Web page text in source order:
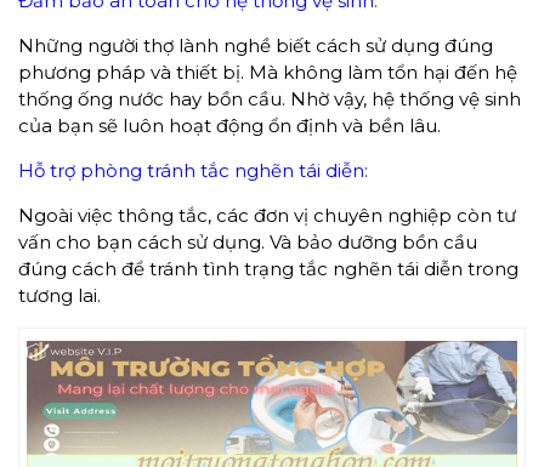
Những người thợ lành nghề biết cách sử dụng đúng
phương pháp và thiết bị. Mà không làm tổn hại đến hệ
thống ống nước hay bồn cầu. Nhờ vậy, hệ thống vệ sinh
của bạn sẽ luôn hoạt động ổn định và bền lâu.
Hỗ trợ phòng tránh tắc nghẽn tái diễn:
Ngoài việc thông tắc, các đơn vị chuyên nghiệp còn tư
vấn cho bạn cách sử dụng. Và bảo dưỡng bồn cầu
đúng cách để tránh tình trạng tắc nghẽn tái diễn trong
tương lai.